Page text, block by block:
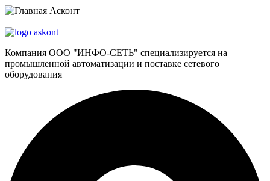
Компания ООО "ИНФО-СЕТЬ" специализируется на
промышленной автоматизации и поставке сетевого
оборудования